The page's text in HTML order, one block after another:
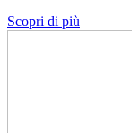
Scopri di più